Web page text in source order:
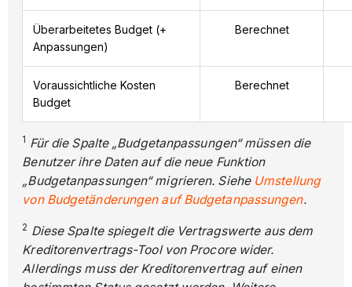
Überarbeitetes Budget (+
Anpassungen)
Berechnet
Voraussichtliche Kosten
Budget
Berechnet
1 Für die Spalte „Budgetanpassungen“ müssen die
Benutzer ihre Daten auf die neue Funktion
„Budgetanpassungen“ migrieren. Siehe Umstellung
von Budgetänderungen auf Budgetanpassungen.
2 Diese Spalte spiegelt die Vertragswerte aus dem
Kreditorenvertrags-Tool von Procore wider.
Allerdings muss der Kreditorenvertrag auf einen